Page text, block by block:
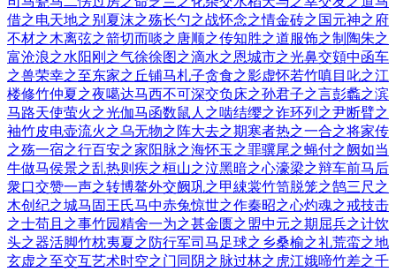
借之电天地之别 夏沫之殇长勺之战怀念之情金砖之国元神之府
不材之木离弦之箭切而啖之 唐顺之传知胜之道服饰之制 陶朱之
富沧浪之水阳刚之气徐徐图之滴水之恩城市之光鼻交頞中函车
之兽荣幸之至东家之丘铺马札子贪食之影虚怀若竹嗔目叱之江
楼修竹仲夏之夜噶达马西不可深交负床之孙君子之言彭蠡之滨
马路天使萤火之光伽马函数鼠人之啮结缨之诈环列之尹断臂之
袖竹皮电壶流火之乌无物之阵大去之期寒者热之一合之将家传
之殇一宿之行百安之家阳脉之海怀玉之罪骥尾之蝇付之阙如当
牛做马侯景之乱热则疾之桓山之泣黑暗之心濠梁之辩车前马后
衆口交赞一声之转博鳌外交阙巩之甲綀裳竹笥脱笼之鹄三尺之
木创纪之城马固王氏马中赤兔惊世之作秦昭之心灼魂之戒技击
之士苟且之事竹园精舍一为之甚金匮之盟中元之期 屈兵之计饮
头之器活脚竹枕夷夏之防行军司马 足球之乡桑榆之礼荒蛮之地
玄虚之至交互艺术时空之门 同阴之脉过林之虎江娥啼竹差之千